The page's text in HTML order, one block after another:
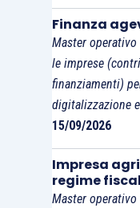
26.06.2015.
Finanza
Master
le imprese
finanziamenti)
digitalizzazione
15/09/2026
Impresa
regime
Master